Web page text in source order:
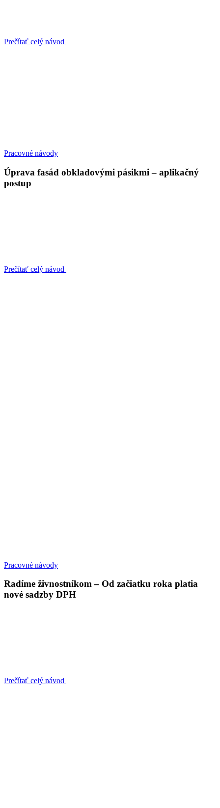
Prečítať celý návod
Pracovné návody
Úprava fasád obkladovými pásikmi – aplikačný
postup
Prečítať celý návod
Pracovné návody
Radíme živnostníkom – Od začiatku roka platia
nové sadzby DPH
Prečítať celý návod